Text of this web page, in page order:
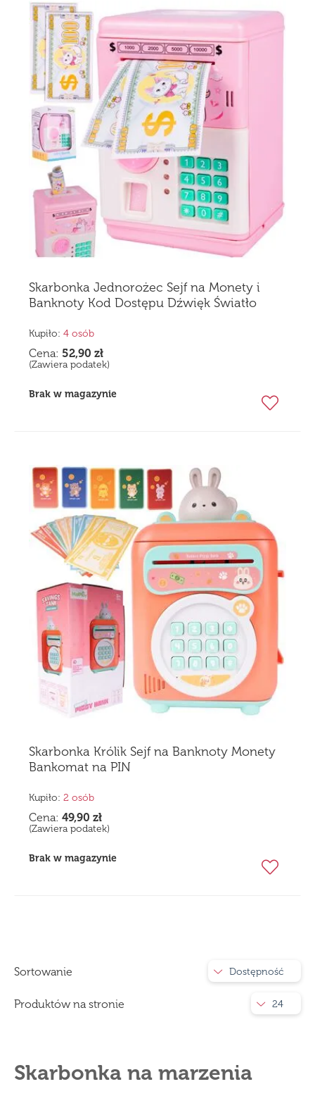
Skarbonka Jednorożec Sejf na Monety i
Banknoty Kod Dostępu Dźwięk Światło
Kupiło: 4 osób
Cena: 52,90 zł
(Zawiera podatek)
Brak w magazynie
Skarbonka Królik Sejf na Banknoty Monety
Bankomat na PIN
Kupiło: 2 osób
Cena: 49,90 zł
(Zawiera podatek)
Brak w magazynie
Sortowanie Dostępność
Produktów na stronie 24
Skarbonka na marzenia